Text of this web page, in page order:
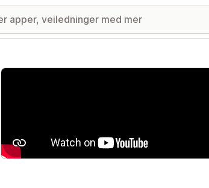
Galleri med fremhevede bilder